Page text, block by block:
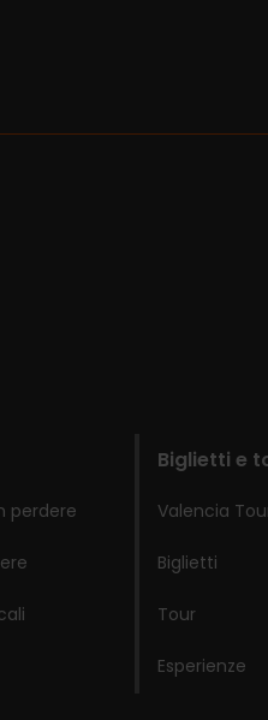
perdere
Biglietti e
Valencia
Biglietti
Tour
Esperienze